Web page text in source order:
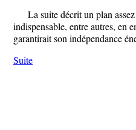
La suite décrit un plan assez
indispensable, entre autres, en
garantirait son indépendance
Suite